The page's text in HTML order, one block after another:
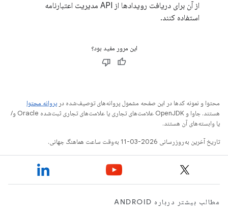
از آن برای دریافت رویدادها از API مدیریت اعتبارنامه
استفاده کنند.
این مرور مفید بود؟
محتوا و نمونه کدها در این صفحه مشمول پروانه‌های توصیف‌شده در پروانه محتوا
هستند. جاوا و OpenJDK علامت‌های تجاری یا علامت‌های تجاری ثبت‌شده Oracle و/
یا وابسته‌های آن هستند.
تاریخ آخرین به‌روزرسانی 2026-03-11 به‌وقت ساعت هماهنگ جهانی.
مطالب بیشتر درباره ANDROID